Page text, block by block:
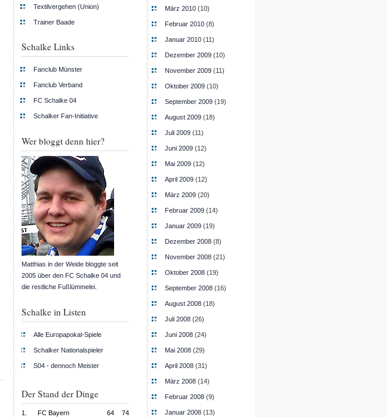
Textilvergehen (Union)
Trainer Baade
Schalke Links
Fanclub Münster
Fanclub Verband
FC Schalke 04
Schalker Fan-Initiative
Wer bloggt denn hier?
Matthias in der Weide bloggte seit
2005 über den FC Schalke 04 und
die restliche Fußlümmelei.
Schalke in Listen
Alle Europapokal-Spiele
Schalker Nationalspieler
S04 - dennoch Meister
Der Stand der Dinge
1. FC Bayern 64
74
März 2010 (10)
Februar 2010 (8)
Januar 2010 (11)
Dezember 2009 (10)
November 2009 (11)
Oktober 2009 (10)
September 2009 (19)
August 2009 (18)
Juli 2009 (11)
Juni 2009 (12)
Mai 2009 (12)
April 2009 (12)
März 2009 (20)
Februar 2009 (14)
Januar 2009 (19)
Dezember 2008 (8)
November 2008 (21)
Oktober 2008 (19)
September 2008 (16)
August 2008 (18)
Juli 2008 (26)
Juni 2008 (24)
Mai 2008 (29)
April 2008 (31)
März 2008 (14)
Februar 2008 (9)
Januar 2008 (13)